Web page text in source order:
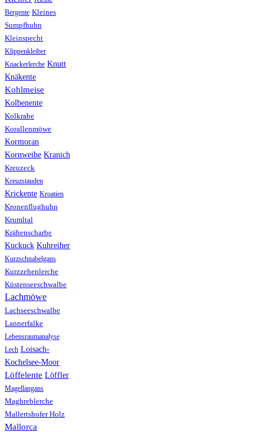
Bergente Kleines
Sumpfhuhn
Kleinspecht
Klippenkleiber
Knackerlerche Knutt
Knäkente
Kohlmeise
Kolbenente
Kolkrabe
Korallenmöwe
Kormoran
Kornweihe Kranich
Kreuzeck
Kreuzstauden
Krickente Kroatien
Kronenflughuhn
Krumltal
Krähenscharbe
Kuckuck Kuhreiher
Kurzschnabelgans
Kurzzehenlerche
Küstenseeschwalbe
Lachmöwe
Lachseeschwalbe
Lannerfalke
Lebensraumanalyse
Lech Loisach-
Kochelsee-Moor
Löffelente Löffler
Magellangans
Maghreblerche
Mallertshofer Holz
Mallorca